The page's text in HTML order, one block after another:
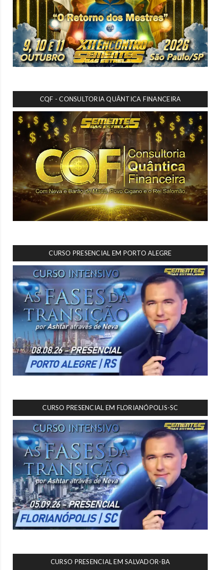
CQF - CONSULTORIA QUÂNTICA FINANCEIRA
CURSO PRESENCIAL EM PORTO ALEGRE
CURSO PRESENCIAL EM FLORIANÓPOLIS-SC
CURSO PRESENCIAL EM SALVADOR-BA